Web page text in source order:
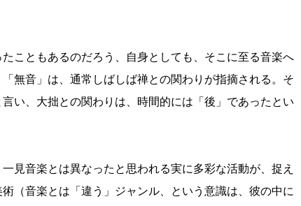
こともあるのだろう、自身としても、そこに至る音楽へ
無音」は、通常しばしば禅との関わりが指摘される。そ
い、大拙との関わりは、時間的には「後」であったとい
見音楽とは異なったと思われる実に多彩な活動が、捉え
（音楽とは「違う」ジャンル、という意識は、彼の中に